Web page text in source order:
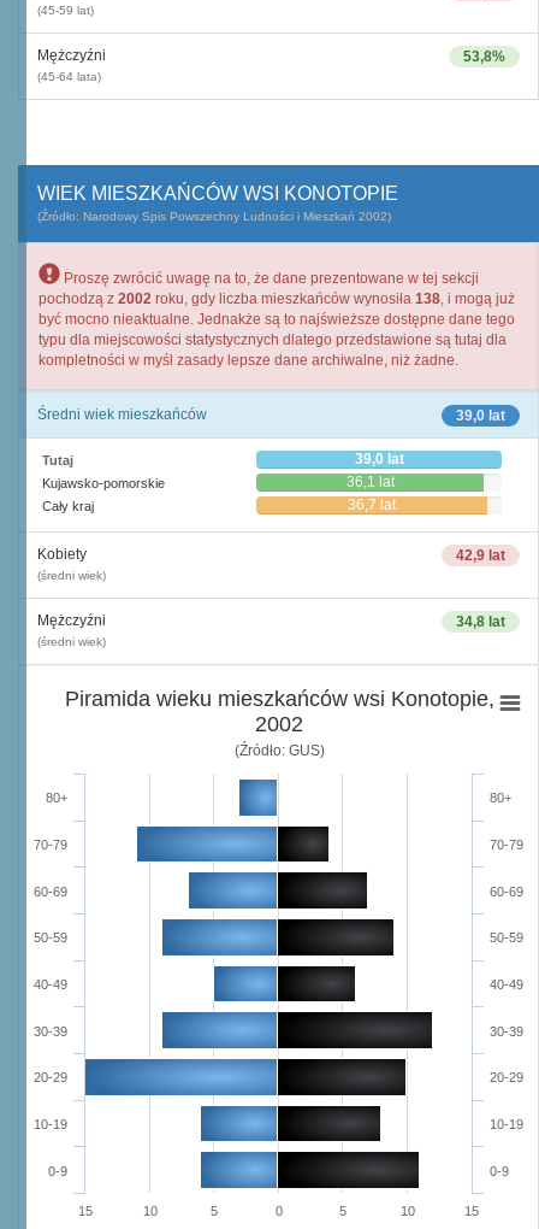
(45-59 lat)
53,8%
Mężczyźni
(45-64 lata)
WIEK MIESZKAŃCÓW WSI KONOTOPIE
(Źródło: Narodowy Spis Powszechny Ludności i Mieszkań 2002)
Proszę zwrócić uwagę na to, że dane prezentowane w tej sekcji
pochodzą z 2002 roku, gdy liczba mieszkańców wynosiła 138, i mogą już
być mocno nieaktualne. Jednakże są to najświeższe dostępne dane tego
typu dla miejscowości statystycznych dlatego przedstawione są tutaj dla
kompletności w myśl zasady lepsze dane archiwalne, niż żadne.
39,0 lat
Średni wiek mieszkańców
Tutaj 39,0 lat
Kujawsko-pomorskie 36,1 lat
Cały kraj 36,7 lat
42,9 lat
Kobiety
(średni wiek)
34,8 lat
Mężczyźni
(średni wiek)
Piramida wieku mieszkańców wsi Konotopie,
2002
(Źródło: GUS)
0-9
10-19
20-29
30-39
40-49
50-59
60-69
70-79
80+
0-9
10-19
20-29
30-39
40-49
50-59
60-69
70-79
80+
15 10 5 0 5 10 15